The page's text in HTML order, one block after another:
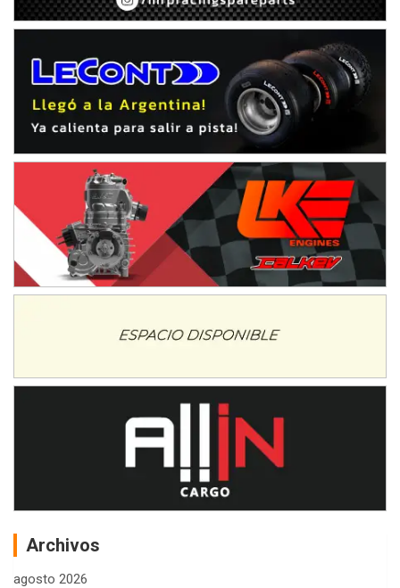
Archivos
agosto 2026